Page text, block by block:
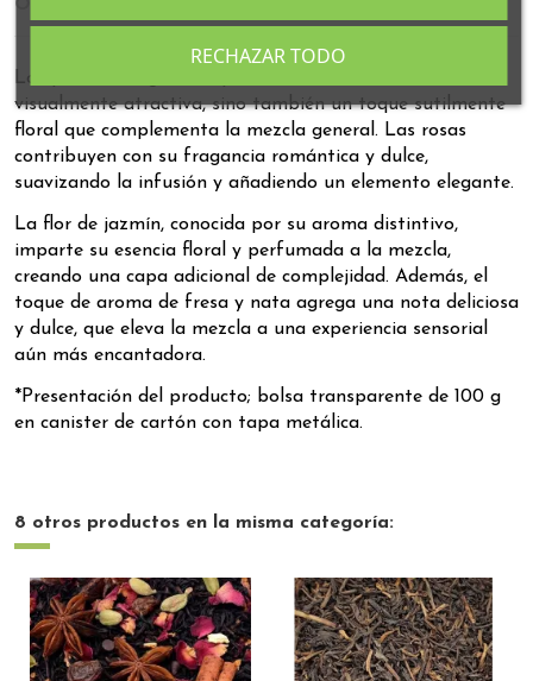
Opiniones
Los pétalos de girasol aportan no solo una estética
visualmente atractiva, sino también un toque sutilmente
floral que complementa la mezcla general. Las rosas
contribuyen con su fragancia romántica y dulce,
suavizando la infusión y añadiendo un elemento elegante.
La flor de jazmín, conocida por su aroma distintivo,
imparte su esencia floral y perfumada a la mezcla,
creando una capa adicional de complejidad. Además, el
toque de aroma de fresa y nata agrega una nota deliciosa
y dulce, que eleva la mezcla a una experiencia sensorial
aún más encantadora.
*Presentación del producto; bolsa transparente de 100 g
en canister de cartón con tapa metálica.
8 otros productos en la misma categoría:
RECHAZAR TODO